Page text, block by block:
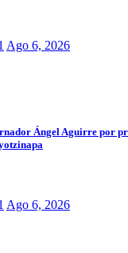
Ago 6, 2026
Ángel Aguirre por
Ago 6, 2026